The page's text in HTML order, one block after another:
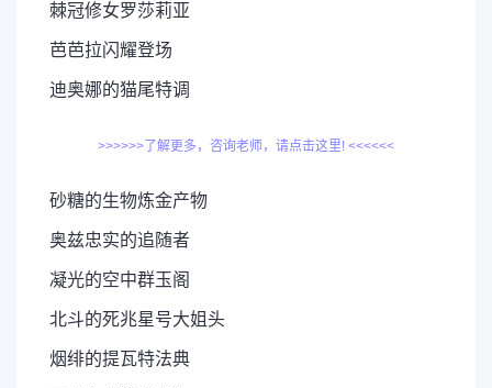
棘冠修女罗莎莉亚
芭芭拉闪耀登场
迪奥娜的猫尾特调
>>>>>>了解更多，咨询老师，请点击这里! <<<<<<
砂糖的生物炼金产物
奥兹忠实的追随者
凝光的空中群玉阁
北斗的死兆星号大姐头
烟绯的提瓦特法典